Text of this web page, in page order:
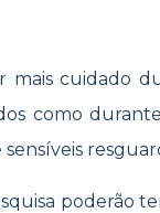
cuidado
como
poderão